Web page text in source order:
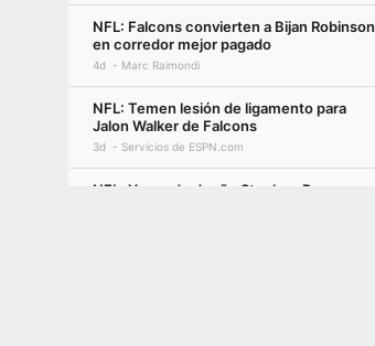
NFL: Falcons convierten a Bijan Robinson
en corredor mejor pagado
4d Marc Raimondi
NFL: Temen lesión de ligamento para
Jalon Walker de Falcons
3d Servicios de ESPN.com
NFL: Yerno de dueño Stephen Ross